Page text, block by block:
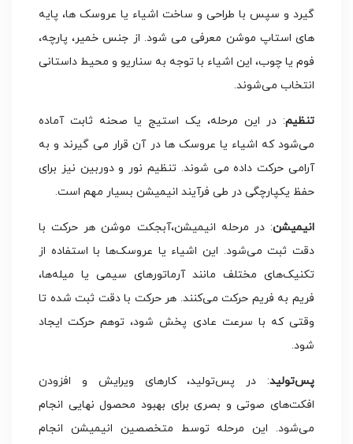
گیرد و سپس با طراحی و ساخت اشیاء یا عروسک‌ ها، پایه‌
های استاپ موشن معرفی می‌ شود. از جنس خمیر، پارچه،
فوم یا چوب، این اشیاء با توجه به سناریو و محیط داستانی
انتخاب می‌شوند.
تنظیم: در این مرحله، یک استیج یا صحنه ثابت آماده
می‌شود که اشیاء یا عروسک‌ ها در آن قرار می‌ گیرند و به
آرامی حرکت داده می‌ شوند. تنظیم نور و دوربین نیز برای
حفظ یکپارچگی در طی فرآیند انیمیشن بسیار مهم است.
انیمیشن: در مرحله انیمیشن،آبجکت موشن هر حرکت با
دقت ثبت می‌شود. این اشیاء یا عروسک‌ها با استفاده از
تکنیک‌های مختلف مانند آرماتورهای سیمی یا میله‌ها،
فریم به فریم حرکت می‌کنند. هر حرکت با دقت ثبت شده تا
وقتی که با سرعت عادی پخش شود، توهم حرکت ایجاد
شود.
پس‌تولید: در پس‌تولید، کارهای ویرایش و افزودن
افکت‌های صوتی و بصری برای بهبود محصول نهایی انجام
می‌شود. این مرحله توسط متخصصین انیمیشن انجام